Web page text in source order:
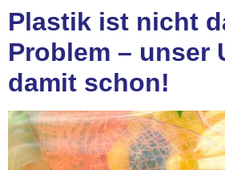
Plastik ist nicht
Problem – unser
damit schon!